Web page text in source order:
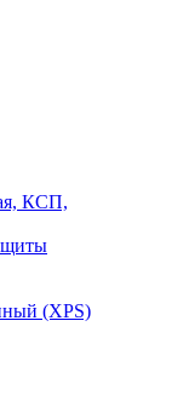
КСП,
(XPS)